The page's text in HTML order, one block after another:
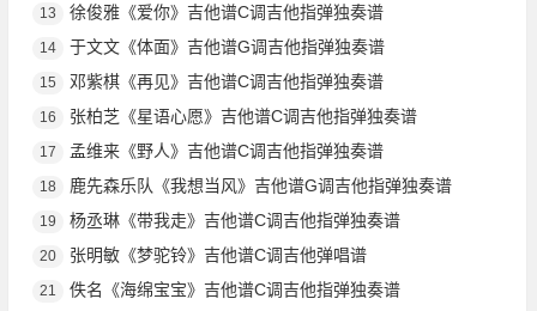
13 徐俊雅《爱你》吉他谱C调吉他指弹独奏谱
14 于文文《体面》吉他谱G调吉他指弹独奏谱
15 邓紫棋《再见》吉他谱C调吉他指弹独奏谱
16 张柏芝《星语心愿》吉他谱C调吉他指弹独奏谱
17 孟维来《野人》吉他谱C调吉他指弹独奏谱
18 鹿先森乐队《我想当风》吉他谱G调吉他指弹独奏谱
19 杨丞琳《带我走》吉他谱C调吉他指弹独奏谱
20 张明敏《梦驼铃》吉他谱C调吉他弹唱谱
21 佚名《海绵宝宝》吉他谱C调吉他指弹独奏谱